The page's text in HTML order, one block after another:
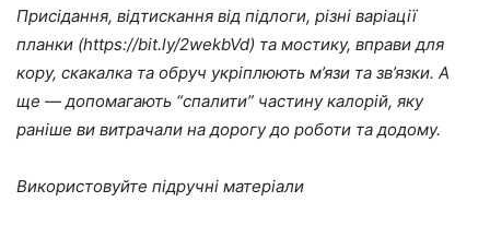
Присідання, відтискання від підлоги, різні варіації
планки (https://bit.ly/2wekbVd) та мостику, вправи для
кору, скакалка та обруч укріплюють м’язи та зв’язки. А
ще — допомагають “спалити” частину калорій, яку
раніше ви витрачали на дорогу до роботи та додому.
Використовуйте підручні матеріали